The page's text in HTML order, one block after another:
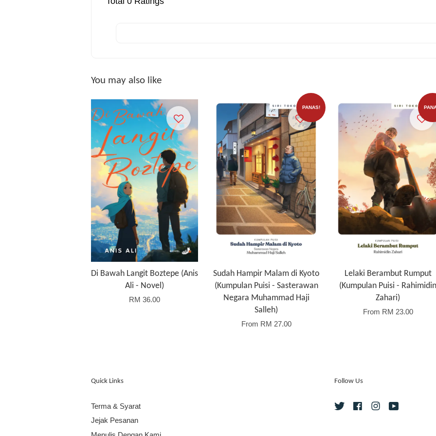
You may also like
Di Bawah Langit Boztepe (Anis
Ali - Novel)
RM 36.00
PANAS!
Sudah Hampir Malam di Kyoto
(Kumpulan Puisi - Sasterawan
Negara Muhammad Haji
Salleh)
From RM 27.00
Lelaki Berambut Rumput
(Kumpulan Puisi - Rahimidin
Zahari)
From RM 23.00
Quick Links
Terma & Syarat
Jejak Pesanan
Follow Us
Twitter FacebookInstagram